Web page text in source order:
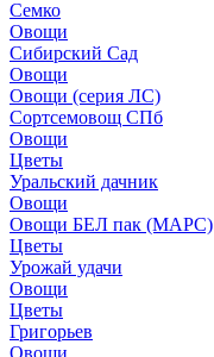
Семко
Овощи
Сибирский Сад
Овощи
Овощи (серия ЛС)
Сортсемовощ СПб
Овощи
Цветы
Уральский дачник
Овощи
Овощи БЕЛ пак (МАРС)
Цветы
Урожай удачи
Овощи
Цветы
Григорьев
Овощи